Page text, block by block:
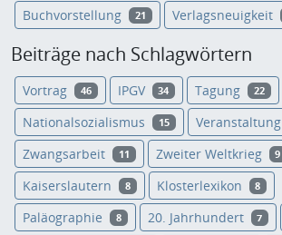
Buchvorstellung 21 Verlagsneuigkeit
Beiträge nach Schlagwörtern
Vortrag 46 IPGV 34 Tagung 22
Nationalsozialismus 15 Veranstaltung
Zwangsarbeit 11 Zweiter Weltkrieg 9
Kaiserslautern 8 Klosterlexikon 8
Paläographie 8 20. Jahrhundert 7